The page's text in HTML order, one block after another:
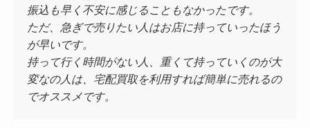
振込も早く不安に感じることもなかったです。
ただ、急ぎで売りたい人はお店に持っていったほう
が早いです。
持って行く時間がない人、重くて持っていくのが大
変なの人は、宅配買取を利用すれば簡単に売れるの
でオススメです。